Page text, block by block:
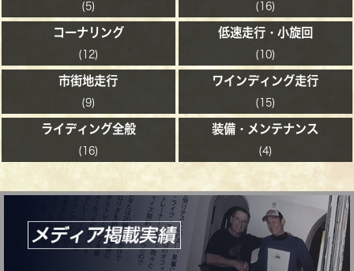
(5) (16)
コーナリング
(12)
低速走行・小旋回
(10)
市街地走行
(9)
ワインディング走行
(15)
ライディング全般
(16)
装備・メンテナンス
(4)